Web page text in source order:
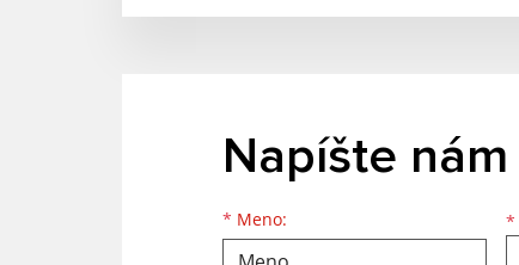
Napíšte nám
* Meno:
Meno
Priezvisko
E-mailová adresa *